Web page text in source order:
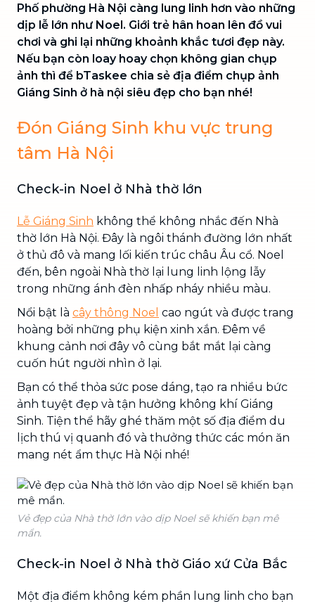
Phố phường Hà Nội càng lung linh hơn vào những
dịp lễ lớn như Noel. Giới trẻ hân hoan lên đồ vui
chơi và ghi lại những khoảnh khắc tươi đẹp này.
Nếu bạn còn loay hoay chọn không gian chụp
ảnh thì để bTaskee chia sẻ địa điểm chụp ảnh
Giáng Sinh ở hà nội siêu đẹp cho bạn nhé!
Đón Giáng Sinh khu vực trung
tâm Hà Nội
Check-in Noel ở Nhà thờ lớn
Lễ Giáng Sinh không thể không nhắc đến Nhà
thờ lớn Hà Nội. Đây là ngôi thánh đường lớn nhất
ở thủ đô và mang lối kiến trúc châu Âu cổ. Noel
đến, bên ngoài Nhà thờ lại lung linh lộng lẫy
trong những ánh đèn nhấp nháy nhiều màu.
Nổi bật là cây thông Noel cao ngút và được trang
hoàng bởi những phụ kiện xinh xắn. Đêm về
khung cảnh nơi đây vô cùng bắt mắt lại càng
cuốn hút người nhìn ở lại.
Bạn có thể thỏa sức pose dáng, tạo ra nhiều bức
ảnh tuyệt đẹp và tận hưởng không khí Giáng
Sinh. Tiện thể hãy ghé thăm một số địa điểm du
lịch thú vị quanh đó và thưởng thức các món ăn
mang nét ẩm thực Hà Nội nhé!
Vẻ đẹp của Nhà thờ lớn vào dịp Noel sẽ khiến bạn mê
mẩn.
Check-in Noel ở Nhà thờ Giáo xứ Cửa Bắc
Một địa điểm không kém phần lung linh cho bạn